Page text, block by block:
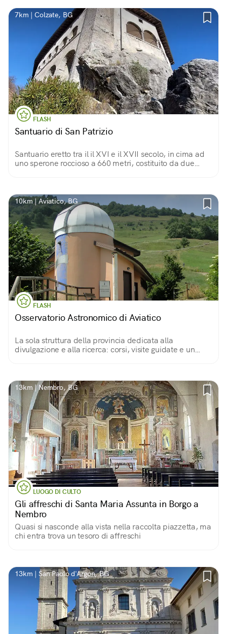
7km | Colzate, BG
FLASH
Santuario di San Patrizio
Santuario eretto tra il il XVI e il XVII secolo, in cima ad
uno sperone roccioso a 660 metri, costituito da due
10km | Aviatico, BG
FLASH
Osservatorio Astronomico di Aviatico
La sola struttura della provincia dedicata alla
divulgazione e alla ricerca: corsi, visite guidate e un
13km | Nembro, BG
LUOGO DI CULTO
Gli affreschi di Santa Maria Assunta in Borgo a
Nembro
Quasi si nasconde alla vista nella raccolta piazzetta, ma
chi entra trova un tesoro di affreschi
13km | San Paolo d'Argon, BG